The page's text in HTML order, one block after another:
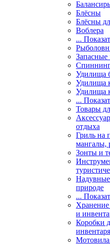
Блёсны
Блёсны
Воблера
...
Запасные
Удилища
Удилища
Удилища
...
Товары
отдыха
Гриль на
мангалы,
Зонты и
природе
...
Хранение
и
Коробки